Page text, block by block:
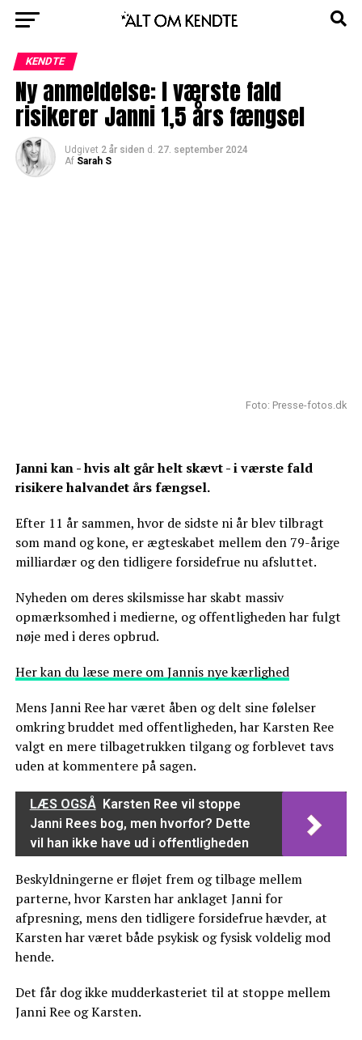
KENDTE
Ny anmeldelse: I værste fald
risikerer Janni 1,5 års fængsel
Udgivet 2 år siden d. 27. september 2024
Af Sarah S
Foto: Presse-fotos.dk
Janni kan - hvis alt går helt skævt - i værste fald
risikere halvandet års fængsel.
Efter 11 år sammen, hvor de sidste ni år blev tilbragt
som mand og kone, er ægteskabet mellem den 79-årige
milliardær og den tidligere forsidefrue nu afsluttet.
Nyheden om deres skilsmisse har skabt massiv
opmærksomhed i medierne, og offentligheden har fulgt
nøje med i deres opbrud.
Her kan du læse mere om Jannis nye kærlighed
Mens Janni Ree har været åben og delt sine følelser
omkring bruddet med offentligheden, har Karsten Ree
valgt en mere tilbagetrukken tilgang og forblevet tavs
uden at kommentere på sagen.
LÆS OGSÅ Karsten Ree vil stoppe
Janni Rees bog, men hvorfor? Dette
vil han ikke have ud i offentligheden
Beskyldningerne er fløjet frem og tilbage mellem
parterne, hvor Karsten har anklaget Janni for
afpresning, mens den tidligere forsidefrue hævder, at
Karsten har været både psykisk og fysisk voldelig mod
hende.
Det får dog ikke mudderkasteriet til at stoppe mellem
Janni Ree og Karsten.